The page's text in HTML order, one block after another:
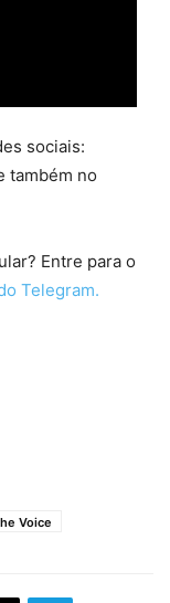
sociais:
também no
Entre para o
Telegram.
Voice